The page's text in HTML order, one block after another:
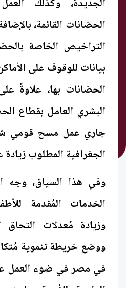
الجديدة، وكذلك
الحضانات القائمة،
التراخيص الخاصة
بيانات للوقوف على
الحضانات بها، علاوةً
البشري العامل بقطاع
جاري عمل مسح قومي
الجغرافية المطلوب
وفي هذا السياق، وجه
الخدمات المُقدمة
وزيادة مُعدلات التحاق
ووضع خريطة تنموية
في مصر في ضوء العمل